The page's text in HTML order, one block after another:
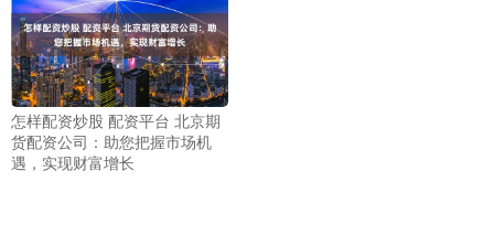
怎样配资炒股 配资平台 北京期
货配资公司：助您把握市场机
遇，实现财富增长